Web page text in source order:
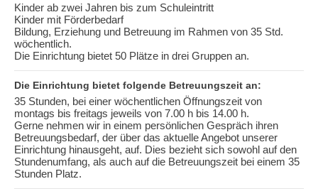
Kinder ab zwei Jahren bis zum Schuleintritt
Kinder mit Förderbedarf
Bildung, Erziehung und Betreuung im Rahmen von 35 Std.
wöchentlich.
Die Einrichtung bietet 50 Plätze in drei Gruppen an.
Die Einrichtung bietet folgende Betreuungszeit an:
35 Stunden, bei einer wöchentlichen Öffnungszeit von
montags bis freitags jeweils von 7.00 h bis 14.00 h.
Gerne nehmen wir in einem persönlichen Gespräch ihren
Betreuungsbedarf, der über das aktuelle Angebot unserer
Einrichtung hinausgeht, auf. Dies bezieht sich sowohl auf den
Stundenumfang, als auch auf die Betreuungszeit bei einem 35
Stunden Platz.